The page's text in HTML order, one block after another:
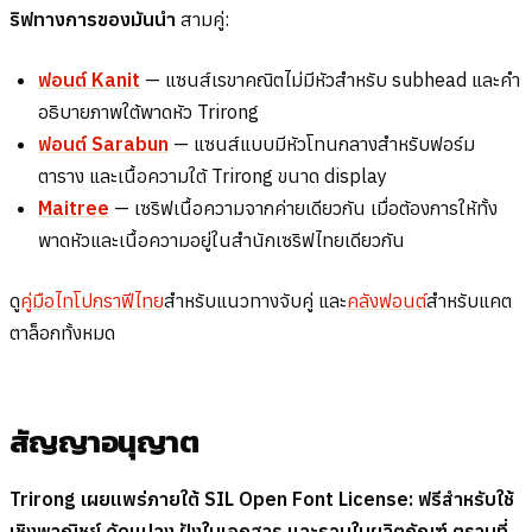
ริฟทางการของมันนำ สามคู่:
ฟอนต์ Kanit — แซนส์เรขาคณิตไม่มีหัวสำหรับ subhead และคำ
อธิบายภาพใต้พาดหัว Trirong
ฟอนต์ Sarabun — แซนส์แบบมีหัวโทนกลางสำหรับฟอร์ม
ตาราง และเนื้อความใต้ Trirong ขนาด display
Maitree — เซริฟเนื้อความจากค่ายเดียวกัน เมื่อต้องการให้ทั้ง
พาดหัวและเนื้อความอยู่ในสำนักเซริฟไทยเดียวกัน
ดูคู่มือไทโปกราฟีไทยสำหรับแนวทางจับคู่ และคลังฟอนต์สำหรับแคต
ตาล็อกทั้งหมด
สัญญาอนุญาต
Trirong เผยแพร่ภายใต้ SIL Open Font License: ฟรีสำหรับใช้